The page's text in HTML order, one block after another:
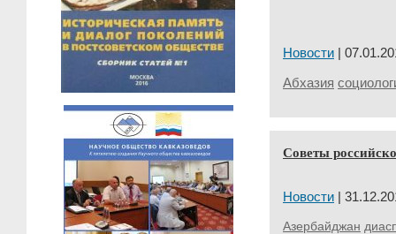
Новости |
Абхазия
Советы
Новости |
Азербайджан